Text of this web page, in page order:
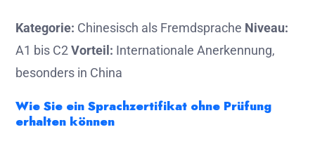
Kategorie: Chinesisch als Fremdsprache Niveau:
A1 bis C2Vorteil: Internationale Anerkennung,
besonders in China
Wie Sie ein Sprachzertifikat ohne Prüfung
erhalten können